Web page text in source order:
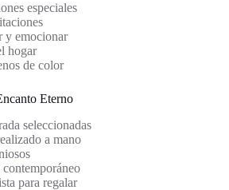
especiales
y emocionar
hogar
de color
Eterno
seleccionadas
a mano
para regalar